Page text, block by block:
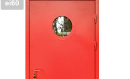
Конструкция
однопольная (1 створка)
полуторная (створки 1+0,5)